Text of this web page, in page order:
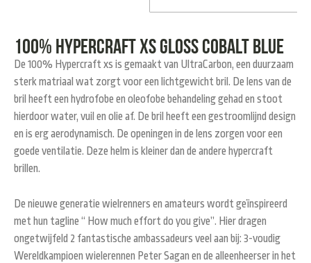
100% Hypercraft XS gloss cobalt blue
De 100% Hypercraft xs is gemaakt van UltraCarbon, een duurzaam
sterk matriaal wat zorgt voor een lichtgewicht bril. De lens van de
bril heeft een hydrofobe en oleofobe behandeling gehad en stoot
hierdoor water, vuil en olie af. De bril heeft een gestroomlijnd design
en is erg aerodynamisch. De openingen in de lens zorgen voor een
goede ventilatie. Deze helm is kleiner dan de andere hypercraft
brillen.
De nieuwe generatie wielrenners en amateurs wordt geïnspireerd
met hun tagline “ How much effort do you give”. Hier dragen
ongetwijfeld 2 fantastische ambassadeurs veel aan bij: 3-voudig
Wereldkampioen wielerennen Peter Sagan en de alleenheerser in het